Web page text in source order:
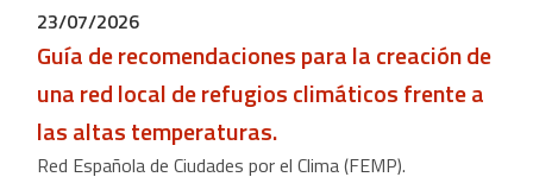
23/07/2026
Guía de recomendaciones para la creación de
una red local de refugios climáticos frente a
las altas temperaturas.
Red Española de Ciudades por el Clima (FEMP).